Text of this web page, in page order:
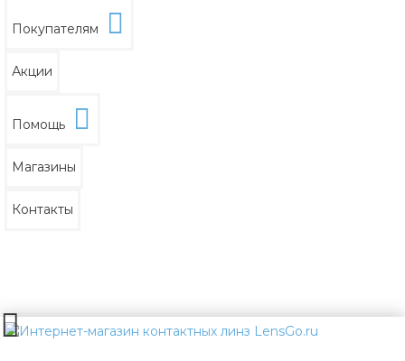
Покупателям
Акции
Помощь
Магазины
Контакты